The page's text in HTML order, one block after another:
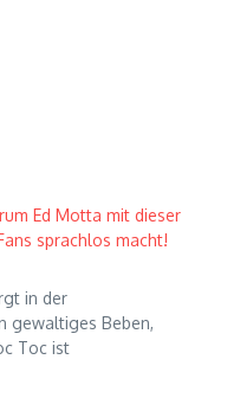
Ed Motta mit dieser
sprachlos macht!
in der
gewaltiges Beben,
Toc ist